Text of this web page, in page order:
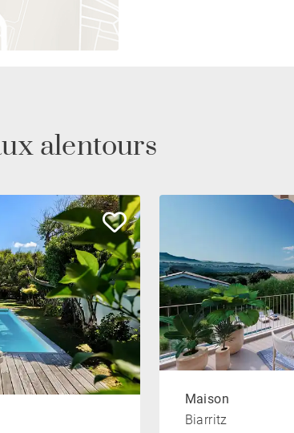
alentours
Maison
Biarritz